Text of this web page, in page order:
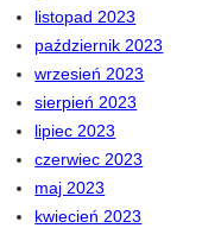
listopad 2023
październik 2023
wrzesień 2023
sierpień 2023
lipiec 2023
czerwiec 2023
maj 2023
kwiecień 2023